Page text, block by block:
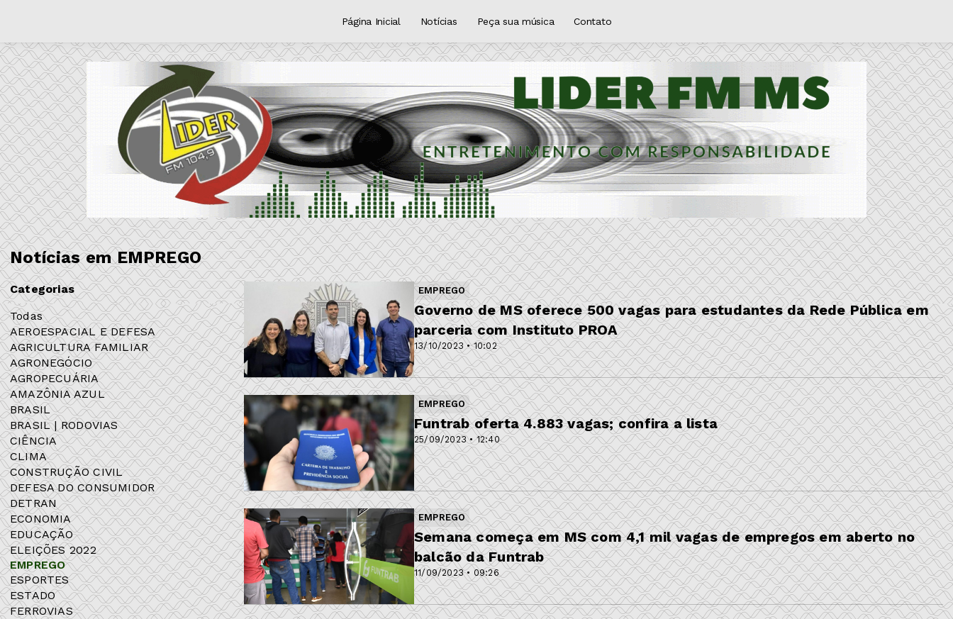
Página Inicial Notícias Peça sua música Contato
Notícias em EMPREGO
Categorias
Todas
AEROESPACIAL E DEFESA
AGRICULTURA FAMILIAR
AGRONEGÓCIO
AGROPECUÁRIA
AMAZÔNIA AZUL
BRASIL
BRASIL | RODOVIAS
CIÊNCIA
CLIMA
CONSTRUÇÃO CIVIL
DEFESA DO CONSUMIDOR
DETRAN
ECONOMIA
EDUCAÇÃO
ELEIÇÕES 2022
EMPREGO
ESPORTES
ESTADO
FERROVIAS
EMPREGO
13/10/2023 • 10:02
Governo de MS oferece 500 vagas para estudantes da Rede Pública em
parceria com Instituto PROA
EMPREGO
25/09/2023 • 12:40
Funtrab oferta 4.883 vagas; confira a lista
EMPREGO
11/09/2023 • 09:26
Semana começa em MS com 4,1 mil vagas de empregos em aberto no
balcão da Funtrab